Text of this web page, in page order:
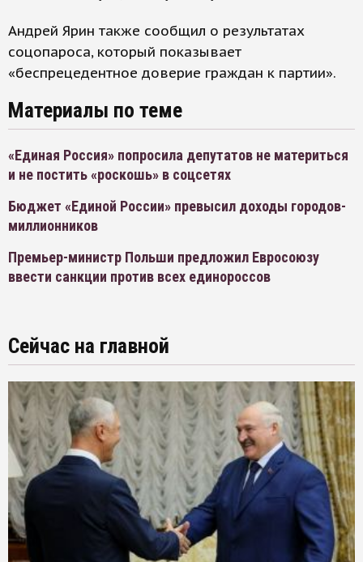
Андрей Ярин также сообщил о результатах
соцопароса, который показывает
«беспрецедентное доверие граждан к партии».
Материалы по теме
«Единая Россия» попросила депутатов не материться
и не постить «роскошь» в соцсетях
Бюджет «Единой России» превысил доходы городов-
миллионников
Премьер-министр Польши предложил Евросоюзу
ввести санкции против всех единороссов
Сейчас на главной